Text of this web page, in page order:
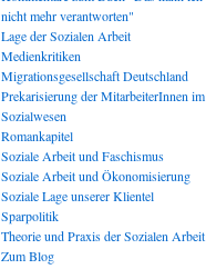
nicht mehr verantworten"
Lage der Sozialen Arbeit
Medienkritiken
Migrationsgesellschaft Deutschland
Prekarisierung der MitarbeiterInnen im
Sozialwesen
Romankapitel
Soziale Arbeit und Faschismus
Soziale Arbeit und Ökonomisierung
Soziale Lage unserer Klientel
Sparpolitik
Theorie und Praxis der Sozialen Arbeit
Zum Blog